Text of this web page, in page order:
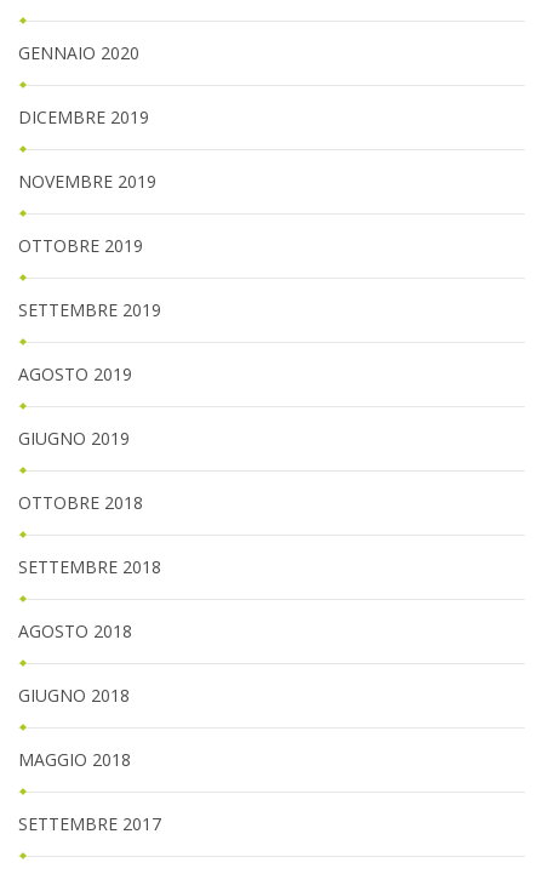
GENNAIO 2020
DICEMBRE 2019
NOVEMBRE 2019
OTTOBRE 2019
SETTEMBRE 2019
AGOSTO 2019
GIUGNO 2019
OTTOBRE 2018
SETTEMBRE 2018
AGOSTO 2018
GIUGNO 2018
MAGGIO 2018
SETTEMBRE 2017